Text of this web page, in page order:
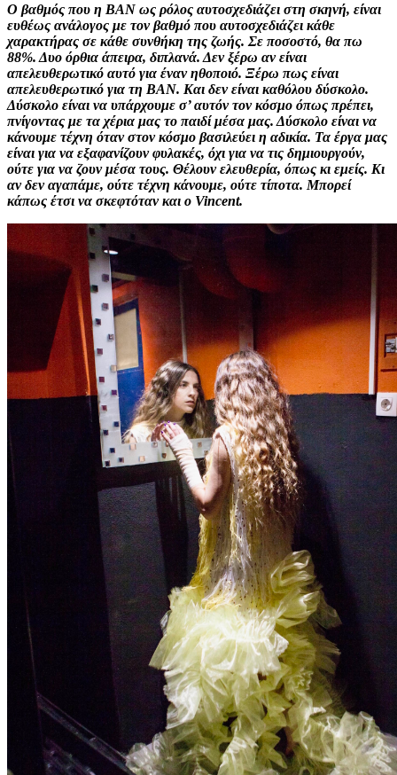
Ο βαθμός που η ΒΑΝ ως ρόλος αυτοσχεδιάζει στη σκηνή, είναι
ευθέως ανάλογος με τον βαθμό που αυτοσχεδιάζει κάθε
χαρακτήρας σε κάθε συνθήκη της ζωής. Σε ποσοστό, θα πω
88%. Δυο όρθια άπειρα, διπλανά. Δεν ξέρω αν είναι
απελευθερωτικό αυτό για έναν ηθοποιό. Ξέρω πως είναι
απελευθερωτικό για τη ΒΑΝ. Και δεν είναι καθόλου δύσκολο.
Δύσκολο είναι να υπάρχουμε σ’ αυτόν τον κόσμο όπως πρέπει,
πνίγοντας με τα χέρια μας το παιδί μέσα μας. Δύσκολο είναι να
κάνουμε τέχνη όταν στον κόσμο βασιλεύει η αδικία. Τα έργα μας
είναι για να εξαφανίζουν φυλακές, όχι για να τις δημιουργούν,
ούτε για να ζουν μέσα τους. Θέλουν ελευθερία, όπως κι εμείς. Κι
αν δεν αγαπάμε, ούτε τέχνη κάνουμε, ούτε τίποτα. Μπορεί
κάπως έτσι να σκεφτόταν και ο Vincent.